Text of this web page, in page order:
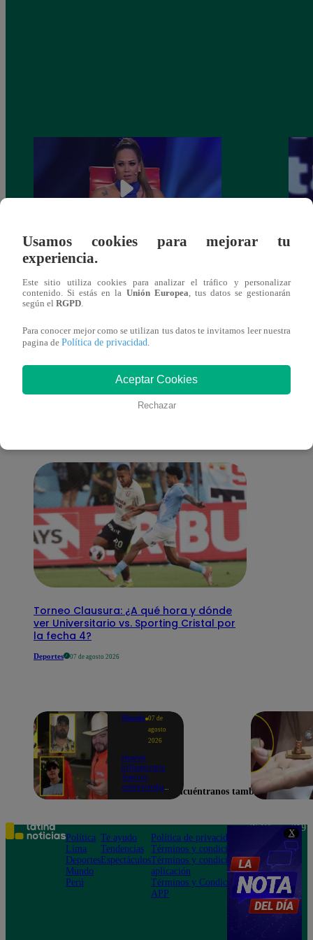
X
Melissa Klug en EVDLV: ¿Te consideras
una buena madre?
También te puede
interesar
Torneo Clausura: ¿A qué hora y dónde
ver Universitario vs. Sporting Cristal por
la fecha 4?
Deportes 07 de agosto 2026
Mundo 07 de
agosto
2026
Nueve
influencers
fueron
asesinados
el Cártel de
Sinaloa
Usamos cookies para mejorar tu
experiencia.
Este sitio utiliza cookies para analizar el tráfico y personalizar
contenido. Si estás en la Unión Europea , tus datos se gestionarán
según el RGPD
Para conocer mejor como se utilizan tus datos te invitamos leer nuestra
pagina de Política de privacidad
Aceptar Cookies
Rechazar
Encuéntranos también en
Política
Lima
Deportes
Mundo
Perú
Te ayudo
Tendencias
Espectáculos
Política de privacidad
Términos y condiciones
Términos y condiciones
aplicación
Términos y Condiciones
APP
Teléfono: 219
Av. San
Felipe 968
Jesús María